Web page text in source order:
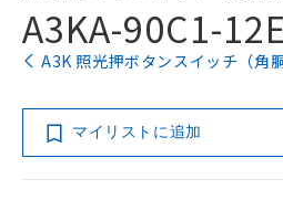
A3KA-90C1-
A3K 照光押ボタンスイッチ（角
マイリストに追加